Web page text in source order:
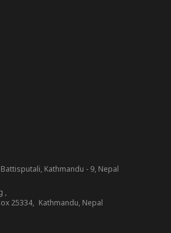
Kathmandu - 9, Nepal
,
25334, Kathmandu, Nepal